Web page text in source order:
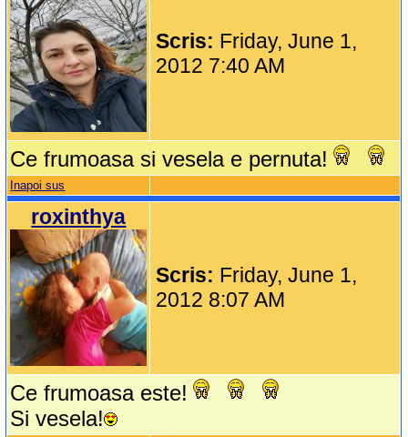
Scris: Friday, June 1,
2012 7:40 AM
Ce frumoasa si vesela e pernuta!
Inapoi sus
roxinthya
Scris: Friday, June 1,
2012 8:07 AM
Ce frumoasa este!
Si vesela!